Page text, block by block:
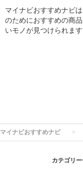
マイナビおすすめナビ
のためにおすすめの商
いモノが見つけられます
マイナビおすすめナビ
カテゴリ